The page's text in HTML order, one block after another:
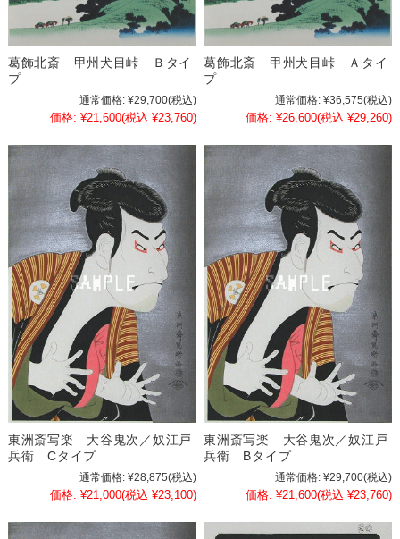
葛飾北斎 甲州犬目峠 Ｂタイ
プ
通常価格: ¥29,700(税込)
価格: ¥21,600(税込 ¥23,760)
葛飾北斎 甲州犬目峠 Ａタイ
プ
通常価格: ¥36,575(税込)
価格: ¥26,600(税込 ¥29,260)
東洲斎写楽 大谷鬼次／奴江戸
兵衛 Cタイプ
通常価格: ¥28,875(税込)
価格: ¥21,000(税込 ¥23,100)
東洲斎写楽 大谷鬼次／奴江戸
兵衛 Bタイプ
通常価格: ¥29,700(税込)
価格: ¥21,600(税込 ¥23,760)